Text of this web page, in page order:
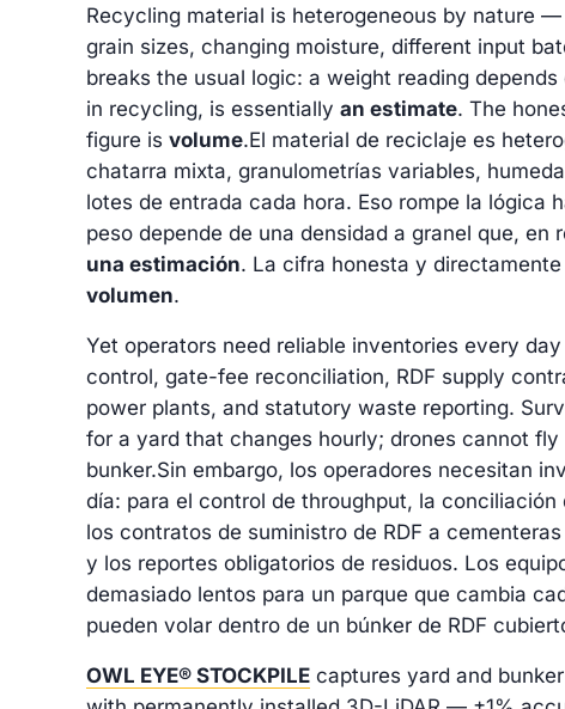
Recycling material is heterogeneous by nature
grain sizes, changing moisture, different input
breaks the usual logic: a weight reading
in recycling, is essentially an estimate. The
figure is volume.El material de reciclaje es
chatarra mixta, granulometrías variables,
lotes de entrada cada hora. Eso rompe la lógica
peso depende de una densidad a granel que, en
una estimación. La cifra honesta y
volumen.
Yet operators need reliable inventories every
control, gate-fee reconciliation, RDF supply
power plants, and statutory waste reporting.
for a yard that changes hourly; drones cannot fly
bunker.Sin embargo, los operadores necesitan
día: para el control de throughput, la conciliación
los contratos de suministro de RDF a
y los reportes obligatorios de residuos. Los
demasiado lentos para un parque que cambia
pueden volar dentro de un búnker de RDF
OWL EYE® STOCKPILE captures yard and